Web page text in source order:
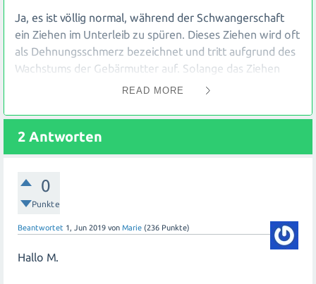
Ja, es ist völlig normal, während der Schwangerschaft
ein Ziehen im Unterleib zu spüren. Dieses Ziehen wird oft
als Dehnungsschmerz bezeichnet und tritt aufgrund des
Wachstums der Gebärmutter auf. Solange das Ziehen
nicht von starken Schmerzen begleitet wird oder mit
Was den Ultraschall betrifft, kann es manchmal schwierig
sein, alle Körperteile des Babys klar zu erkennen,
Schwangerschaft. Es ist wichtig zu bedenken, dass jeder
Ultraschall unterschiedlich sein kann und die Qualität der
Wenn du dir Sorgen machst oder weitere Fragen hast,
READ MORE
2 Antworten
0
Punkte
Beantwortet 1, Jun 2019 von Marie (236 Punkte)
Hallo M.